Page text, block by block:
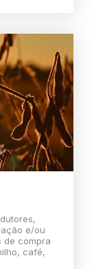
e/ou
de compra
café,